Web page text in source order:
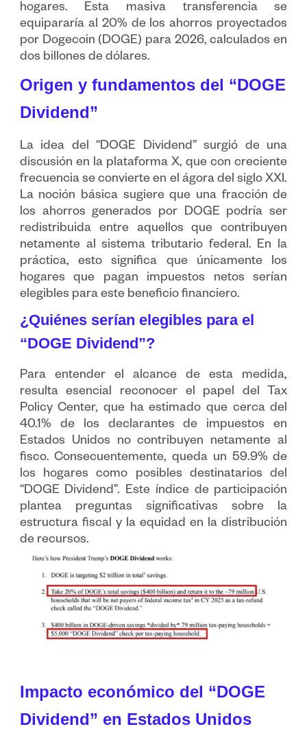
hogares. Esta masiva transferencia se
equipararía al 20% de los ahorros proyectados
por Dogecoin (DOGE) para 2026, calculados en
dos billones de dólares.
Origen y fundamentos del “DOGE
Dividend”
La idea del “DOGE Dividend” surgió de una
discusión en la plataforma X, que con creciente
frecuencia se convierte en el ágora del siglo XXI.
La noción básica sugiere que una fracción de
los ahorros generados por DOGE podría ser
redistribuida entre aquellos que contribuyen
netamente al sistema tributario federal. En la
práctica, esto significa que únicamente los
hogares que pagan impuestos netos serían
elegibles para este beneficio financiero.
¿Quiénes serían elegibles para el
“DOGE Dividend”?
Para entender el alcance de esta medida,
resulta esencial reconocer el papel del Tax
Policy Center, que ha estimado que cerca del
40.1% de los declarantes de impuestos en
Estados Unidos no contribuyen netamente al
fisco. Consecuentemente, queda un 59.9% de
los hogares como posibles destinatarios del
“DOGE Dividend”. Este índice de participación
plantea preguntas significativas sobre la
estructura fiscal y la equidad en la distribución
de recursos.
Impacto económico del “DOGE
Dividend” en Estados Unidos